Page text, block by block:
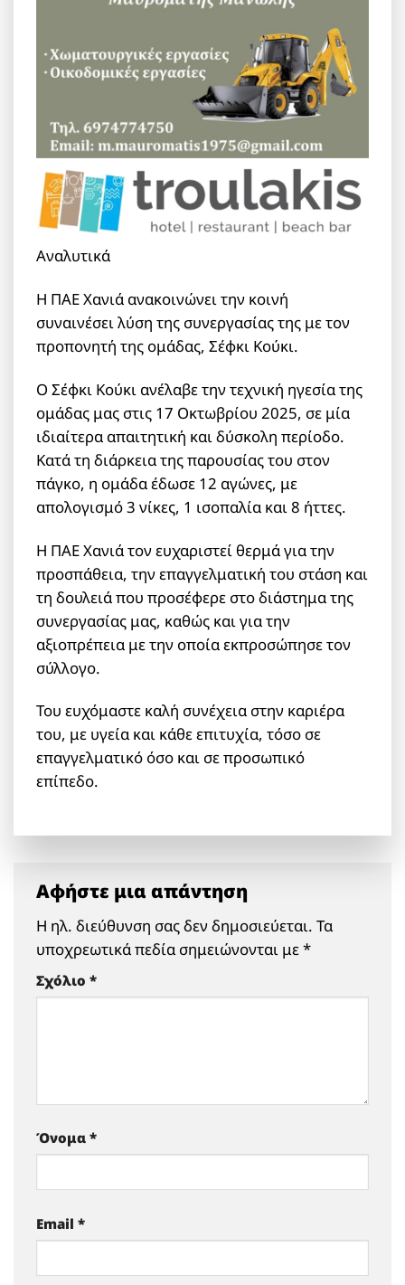
Αναλυτικά
Η ΠΑΕ Χανιά ανακοινώνει την κοινή
συναινέσει λύση της συνεργασίας της με τον
προπονητή της ομάδας, Σέφκι Κούκι.
Ο Σέφκι Κούκι ανέλαβε την τεχνική ηγεσία της
ομάδας μας στις 17 Οκτωβρίου 2025, σε μία
ιδιαίτερα απαιτητική και δύσκολη περίοδο.
Κατά τη διάρκεια της παρουσίας του στον
πάγκο, η ομάδα έδωσε 12 αγώνες, με
απολογισμό 3 νίκες, 1 ισοπαλία και 8 ήττες.
Η ΠΑΕ Χανιά τον ευχαριστεί θερμά για την
προσπάθεια, την επαγγελματική του στάση και
τη δουλειά που προσέφερε στο διάστημα της
συνεργασίας μας, καθώς και για την
αξιοπρέπεια με την οποία εκπροσώπησε τον
σύλλογο.
Του ευχόμαστε καλή συνέχεια στην καριέρα
του, με υγεία και κάθε επιτυχία, τόσο σε
επαγγελματικό όσο και σε προσωπικό
επίπεδο.
Αφήστε μια απάντηση
Η ηλ. διεύθυνση σας δεν δημοσιεύεται. Τα
υποχρεωτικά πεδία σημειώνονται με*
Σχόλιο *
Όνομα *
Email *